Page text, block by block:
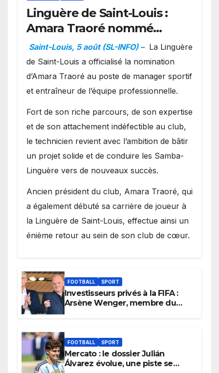
Linguère de Saint-Louis :
Amara Traoré nommé
manager sportif et
entraîneur de l’équipe
Saint-Louis, 5 août (SL-INFO) – La Linguère
de Saint-Louis a officialisé la nomination
d’Amara Traoré au poste de manager sportif
et entraîneur de l’équipe professionnelle.
Fort de son riche parcours, de son expertise
et de son attachement indéfectible au club,
le technicien revient avec l’ambition de bâtir
un projet solide et de conduire les Samba-
Linguère vers de nouveaux succès.
Ancien président du club, Amara Traoré, qui
a également débuté sa carrière de joueur à
la Linguère de Saint-Louis, effectue ainsi un
énième retour au sein de son club de cœur.
FOOTBALL SPORT
Investisseurs privés à la FIFA :
Arsène Wenger, membre du
FOOTBALL SPORT
Mercato : le dossier Julián
Álvarez évolue, une piste se